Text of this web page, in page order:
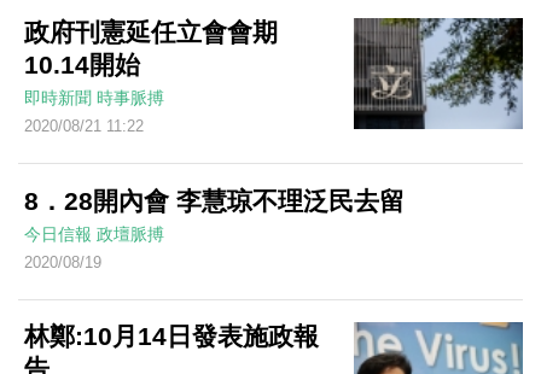
政府刊憲延任立會會期
10.14開始
即時新聞 時事脈搏
2020/08/21 11:22
8．28開內會 李慧琼不理泛民去留
今日信報 政壇脈搏
2020/08/19
林鄭:10月14日發表施政報